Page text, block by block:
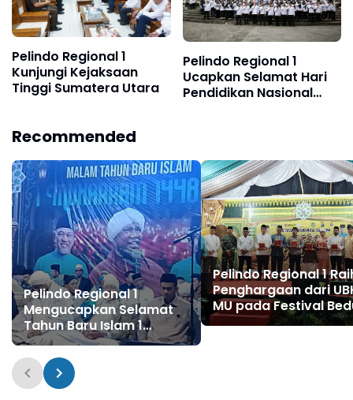
Pelindo Regional 1
Kunjungi Kejaksaan
Tinggi Sumatera Utara
Pelindo Regional 1
Ucapkan Selamat Hari
Pendidikan Nasional
Recommended
Pelindo Regional 1
Mengucapkan Selamat
Tahun Baru Islam 1
Muharram 1448 H
Pelindo Regional 1
Penghargaan dari
MU pada Festival
Idul Adha 1447 H